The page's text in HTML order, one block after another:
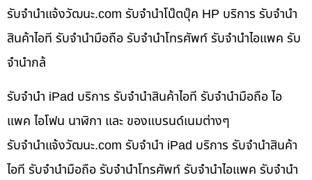
รับจํานําแจ้งวัฒนะ.com รับจำนำโน๊ตบุ๊ค HP บริการ รับจำนำ
สินค้าไอที รับจำนำมือถือ รับจำนำโทรศัพท์ รับจำนำไอแพค รับ
จำนำกล้
รับจำนำ iPad บริการ รับจำนำสินค้าไอที รับจำนำมือถือ ไอ
แพค ไอโฟน นาฬิกา และ ของแบรนด์เนมต่างๆ
รับจํานําแจ้งวัฒนะ.com รับจำนำ iPad บริการ รับจำนำสินค้า
ไอที รับจำนำมือถือ รับจำนำโทรศัพท์ รับจำนำไอแพค รับจำนำ